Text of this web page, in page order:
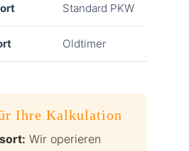
Standard PKW
Oldtimer
Ihre Kalkulation
Wir operieren